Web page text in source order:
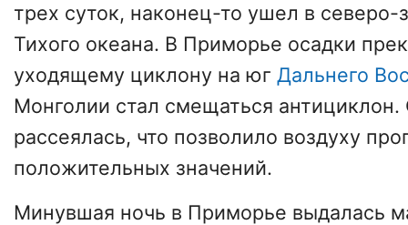
трех суток, наконец-то ушел в северо-
Тихого океана. В Приморье осадки
уходящему циклону на юг Дальнего
Монголии стал смещаться антициклон.
рассеялась, что позволило воздуху
положительных значений.
Минувшая ночь в Приморье выдалась